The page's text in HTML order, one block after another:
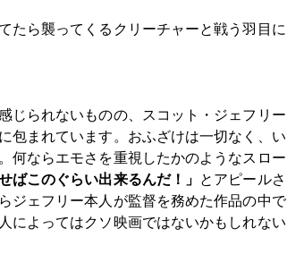
たら襲ってくるクリーチャーと戦う羽目に
じられないものの、スコット・ジェフリー
包まれています。おふざけは一切なく、い
何ならエモさを重視したかのようなスロー
ばこのぐらい出来るんだ！」 とアピールさ
ジェフリー本人が監督を務めた作品の中で
によってはクソ映画ではないかもしれない